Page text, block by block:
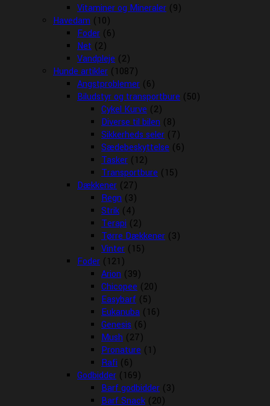
Vitaminer og Mineraler (9)
Havedam (10)
Foder (6)
Net (2)
Vandpleje (2)
Hunde artikler (1087)
Angstproblemer (6)
Biludstyr og transportbure (50)
Cykel Kurve (2)
Diverse til bilen (8)
Sikkerheds seler (7)
Sædebeskyttelse (6)
Tasker (12)
Transportbure (15)
Dækkener (27)
Regn (3)
Strik (4)
Terapi (2)
Tørre Dækkener (3)
Vinter (15)
Foder (121)
Arion (39)
Chicopee (20)
Easybarf (5)
Eukanuba (16)
Genesis (6)
Mush (27)
Pronature (1)
Rafi (6)
Godbidder (169)
Barf godbidder (3)
Barf Snack (20)